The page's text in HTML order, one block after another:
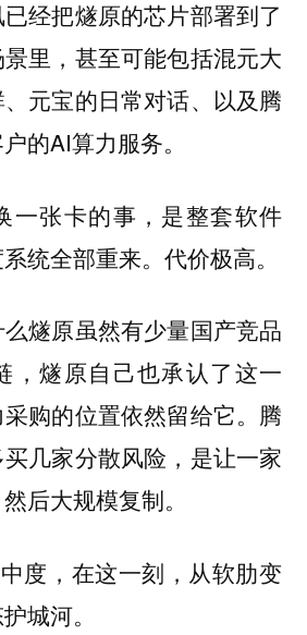
经把燧原的芯片部署到了
里，甚至可能包括混元大
元宝的日常对话、以及腾
的AI算力服务。
一张卡的事，是整套软件
统全部重来。代价极高。
燧原虽然有少量国产竞品
，燧原自己也承认了这一
购的位置依然留给它。腾
几家分散风险，是让一家
后大规模复制。
度，在这一刻，从软肋变
城河。